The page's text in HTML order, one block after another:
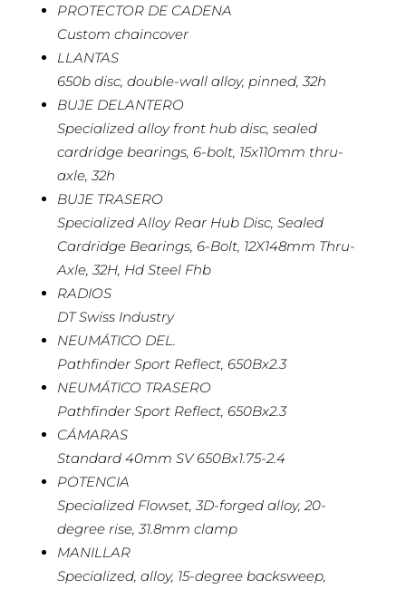
PROTECTOR DE CADENA
Custom chaincover
LLANTAS
650b disc, double-wall alloy, pinned, 32h
BUJE DELANTERO
Specialized alloy front hub disc, sealed
cardridge bearings, 6-bolt, 15x110mm thru-
axle, 32h
BUJE TRASERO
Specialized Alloy Rear Hub Disc, Sealed
Cardridge Bearings, 6-Bolt, 12X148mm Thru-
Axle, 32H, Hd Steel Fhb
RADIOS
DT Swiss Industry
NEUMÁTICO DEL.
Pathfinder Sport Reflect, 650Bx2.3
NEUMÁTICO TRASERO
Pathfinder Sport Reflect, 650Bx2.3
CÁMARAS
Standard 40mm SV 650Bx1.75-2.4
POTENCIA
Specialized Flowset, 3D-forged alloy, 20-
degree rise, 31.8mm clamp
MANILLAR
Specialized, alloy, 15-degree backsweep,